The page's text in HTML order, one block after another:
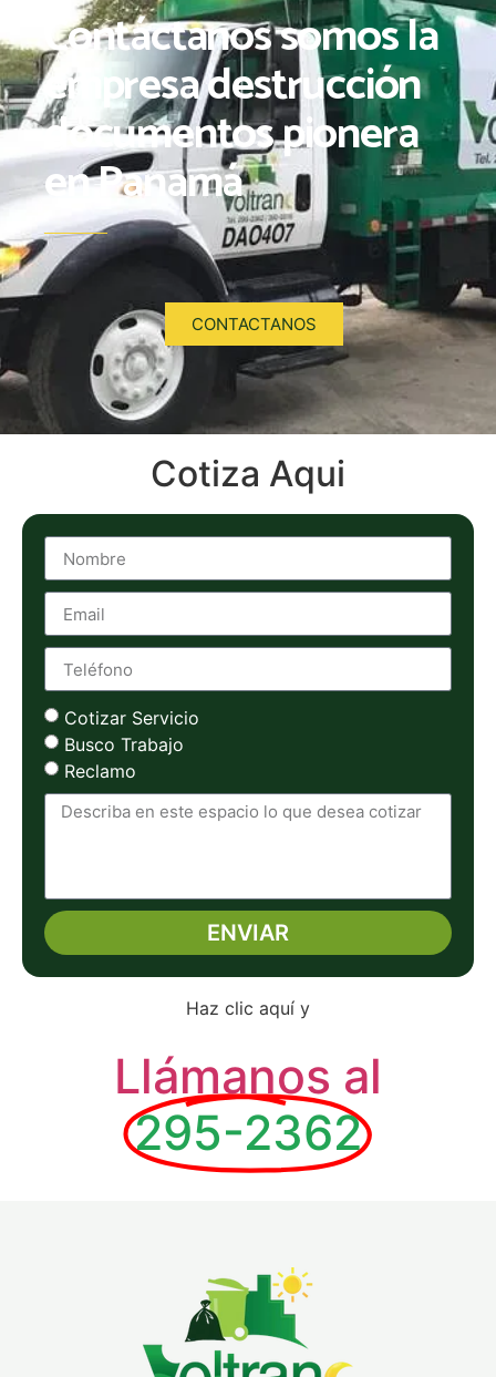
Contáctanos somos la
empresa destrucción
documentos pionera
en Panamá
CONTACTANOS
Cotiza Aqui
Cotizar Servicio
Busco Trabajo
Reclamo
ENVIAR
Haz clic aquí y
Llámanos al
295-2362